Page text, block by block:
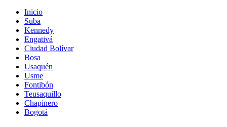
Inicio
Suba
Kennedy
Engativá
Ciudad Bolívar
Bosa
Usaquén
Usme
Fontibón
Teusaquillo
Chapinero
Bogotá